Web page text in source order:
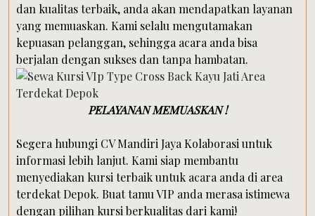
dan kualitas terbaik, anda akan mendapatkan layanan
yang memuaskan. Kami selalu mengutamakan
kepuasan pelanggan, sehingga acara anda bisa
berjalan dengan sukses dan tanpa hambatan.
PELAYANAN MEMUASKAN !
Segera hubungi CV Mandiri Jaya Kolaborasi untuk
informasi lebih lanjut. Kami siap membantu
menyediakan kursi terbaik untuk acara anda di area
terdekat Depok. Buat tamu VIP anda merasa istimewa
dengan pilihan kursi berkualitas dari kami!